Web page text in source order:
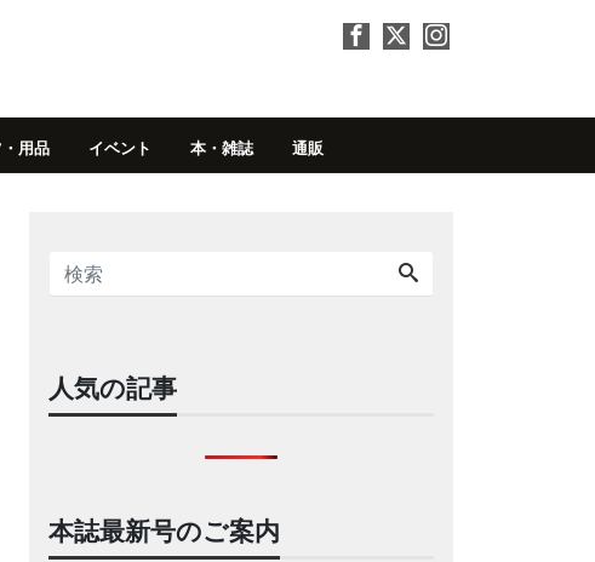
用品 イベント 本・雑誌 通販
人気の記事
本誌最新号のご案内